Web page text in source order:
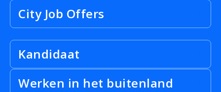
City Job Offers
Kandidaat
Werken in het buitenland